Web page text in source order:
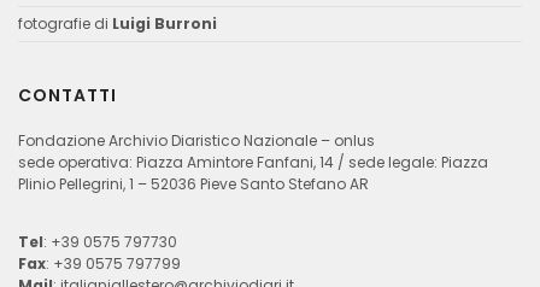
fotografie di Luigi Burroni
CONTATTI
Fondazione Archivio Diaristico Nazionale – onlus
sede operativa: Piazza Amintore Fanfani, 14 / sede legale: Piazza
Plinio Pellegrini, 1 – 52036 Pieve Santo Stefano AR
Tel: +39 0575 797730
Fax: +39 0575 797799